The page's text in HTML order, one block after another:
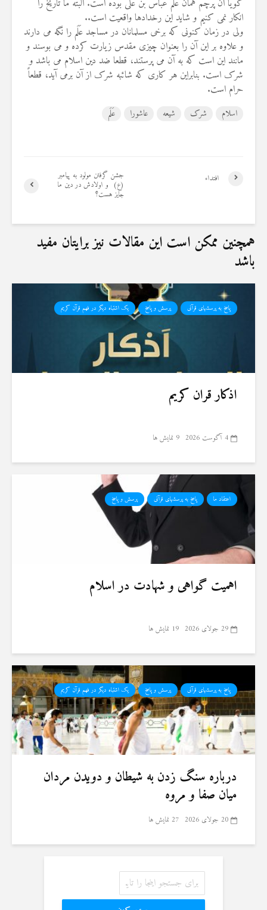
گویا آن پرچم همان عَلَم عباس بن علی بوده است. البته ما تاریخ را
انکار نمی کنیم و شاید این رخدادها واقعیت است..
ولی در زمان کنونی که برخی مسلمانان در مساجد عَلَم را نگه می دارند
و علاوه بر این آن را بعنوان چیزی مقدس زیارت کرده و می بوسند و
مانند این است که به آن می پرستند، قطعا ضد دین اسلام می باشد و
شرک است. بنابراین هر کاری که شائبه شرک از آن برمی آید، قطعاً
حرام است.
اسلام شرک شیعه عاشورا عَلَم
جشن گرفتن مولود به پیامبر
(ع) و اولادش در دین ما
جایز هست؟
افتداء
همچنین ممکن است این مقالات نیز برایتان مفید
باشد
پاسخ به پرسشهای قرآنی پرسش و پاسخ یک اشتباه دیگر در فهم قرآن کریم
اذکار قران کریم
4 آگوست 2026 9 نمایش ها
اعتقاد ما پاسخ به پرسشهای قرآنی پرسش و پاسخ
اهمیت گواهی و شهادت در اسلام
29 جولای 2026 19 نمایش ها
پاسخ به پرسشهای قرآنی پرسش و پاسخ یک اشتباه دیگر در فهم قرآن کریم
درباره سنگ زدن به شیطان و دویدن مردان
میان صفا و مروه
20 جولای 2026 27 نمایش ها
19 جولای 2026
36 نمایش ها